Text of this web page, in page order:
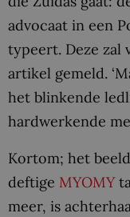
advocaat in een
typeert. Deze zal
artikel gemeld.
het blinkende
hardwerkende
Kortom; het
deftige MYOMY
meer, is